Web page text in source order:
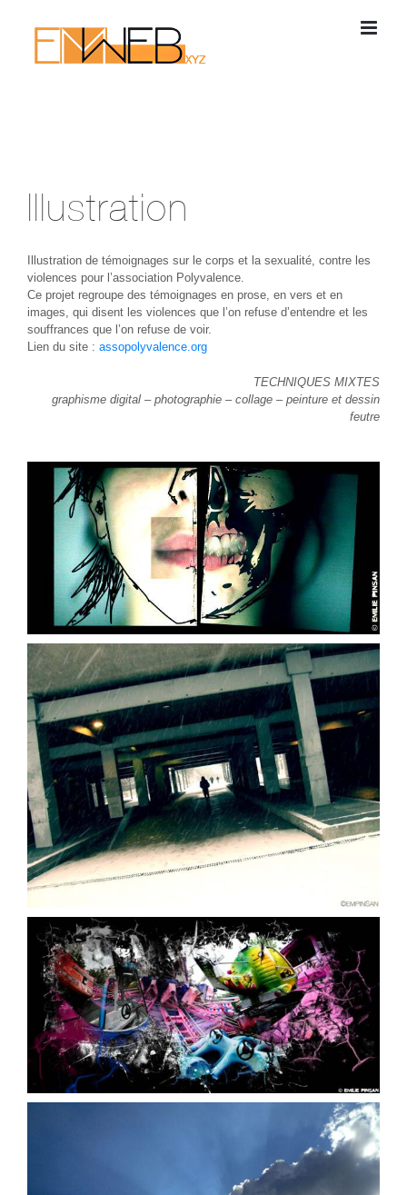
contenu
Illustration
Illustration de témoignages sur le corps et la sexualité, contre les
violences pour l’association Polyvalence.
Ce projet regroupe des témoignages en prose, en vers et en
images, qui disent les violences que l’on refuse d’entendre et les
souffrances que l’on refuse de voir.
Lien du site : assopolyvalence.org
TECHNIQUES MIXTES
graphisme digital – photographie – collage – peinture et dessin
feutre